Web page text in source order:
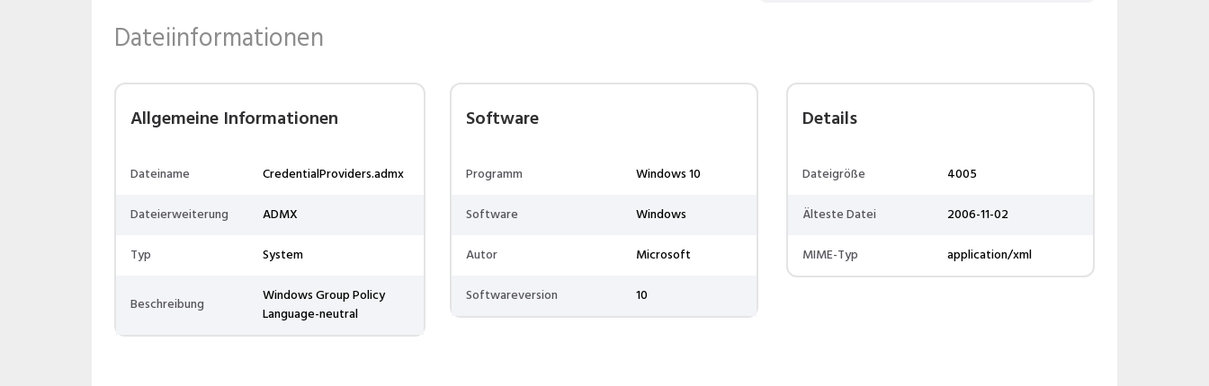
Dateiinformationen
Allgemeine Informationen
Dateiname
CredentialProviders.admx
Dateierweiterung
ADMX
Typ
System
Beschreibung
Windows Group Policy
Language-neutral
Software
Programm
Windows 10
Software
Windows
Autor
Microsoft
Softwareversion
10
Details
Dateigröße
4005
Älteste Datei
2006-11-02
MIME-Typ
application/xml